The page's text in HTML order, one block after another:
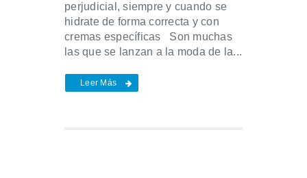
perjudicial, siempre y cuando se
hidrate de forma correcta y con
cremas específicas Son muchas
las que se lanzan a la moda de la...
Leer Más